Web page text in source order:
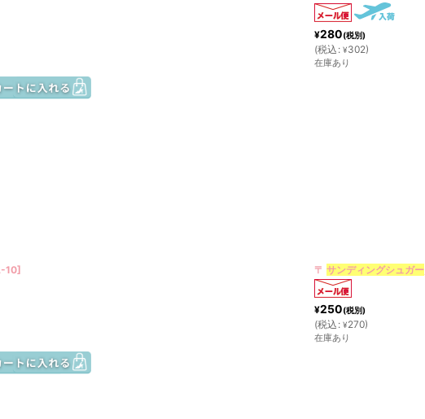
¥280(税別)
(税込 : ¥302)
在庫あり
10] 〒 サンディングシュガー
¥250(税別)
(税込 : ¥270)
在庫あり